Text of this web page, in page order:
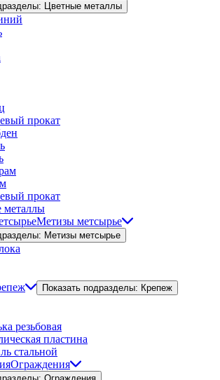
Цветные металлы
прокат
прокат
металлы
Метизы метсырье
Метизы метсырье
Показать подразделы: Крепеж
резьбовая
пластина
стальной
Ограждения